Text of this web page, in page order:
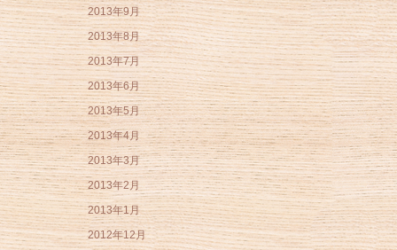
2013年9月
2013年8月
2013年7月
2013年6月
2013年5月
2013年4月
2013年3月
2013年2月
2013年1月
2012年12月